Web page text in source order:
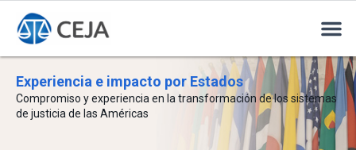
Experiencia e impacto por Estados
Compromiso y experiencia en la transformación de los sistemas
de justicia de las Américas